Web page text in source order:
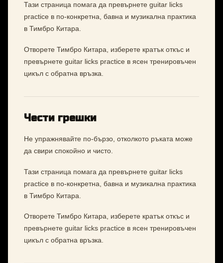
Тази страница помага да превърнете guitar licks
practice в по-конкретна, бавна и музикална практика
в Тимбро Китара.
Отворете Тимбро Китара, изберете кратък откъс и
превърнете guitar licks practice в ясен тренировъчен
цикъл с обратна връзка.
Чести грешки
Не упражнявайте по-бързо, отколкото ръката може
да свири спокойно и чисто.
Тази страница помага да превърнете guitar licks
practice в по-конкретна, бавна и музикална практика
в Тимбро Китара.
Отворете Тимбро Китара, изберете кратък откъс и
превърнете guitar licks practice в ясен тренировъчен
цикъл с обратна връзка.